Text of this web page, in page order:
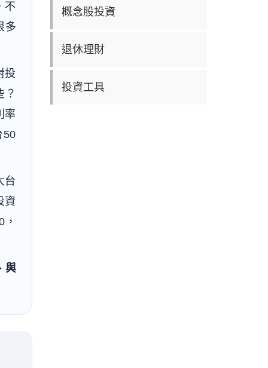
不
多
投
？
率
50
台
資
與
概念股投資
退休理財
投資工具